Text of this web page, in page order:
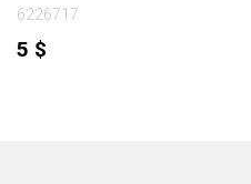
6226717
5 $